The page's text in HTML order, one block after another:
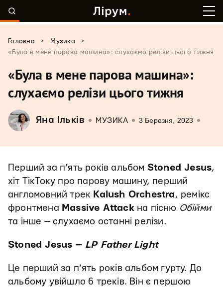
Головна > Музика
>
«Була в мене парова машина»: слухаємо релізи цього тижня
«Була в мене парова машина»:
слухаємо релізи цього тижня
Яна Ільків МУЗИКА 3 Березня, 2023
Перший за п’ять років альбом Stoned Jesus,
хіт ТікТоку про парову машину, перший
англомовний трек Kalush Orchestra, ремікс
фронтмена Massive Attackна пісню Обійми
та інше — слухаємо останні релізи.
Stoned Jesus — LP Father Light
Це перший за п’ять років альбом гурту. До
альбому увійшло 6 треків. Він є першою